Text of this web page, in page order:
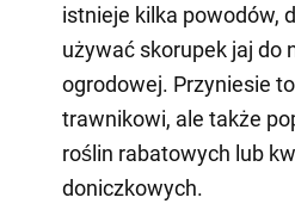
istnieje kilka powodów,
używać skorupek jaj do
ogrodowej. Przyniesie
trawnikowi, ale także
roślin rabatowych lub
doniczkowych.